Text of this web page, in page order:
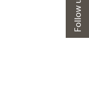
Follow us